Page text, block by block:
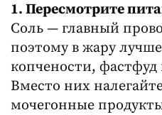
1. Пересмотрите
Соль — главный
поэтому в жару
копчености,
Вместо них
мочегонные